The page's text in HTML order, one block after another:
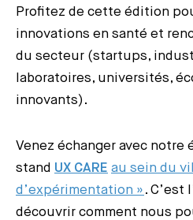
Profitez de cette édition
innovations en santé et
du secteur (startups,
laboratoires, universités,
innovants).
Venez échanger avec
stand UX CARE au sein du
d’expérimentation » . C’est
découvrir comment nous